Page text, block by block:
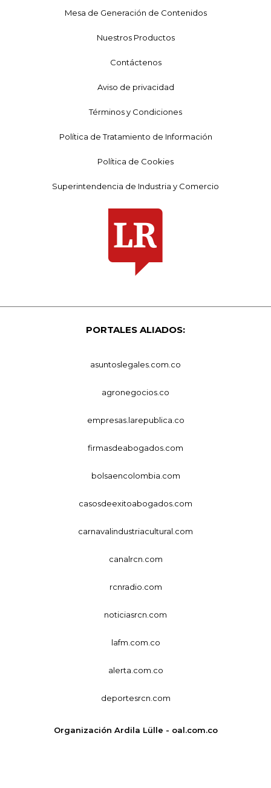
Mesa de Generación de Contenidos
Nuestros Productos
Contáctenos
Aviso de privacidad
Términos y Condiciones
Política de Tratamiento de Información
Política de Cookies
Superintendencia de Industria y Comercio
PORTALES ALIADOS:
asuntoslegales.com.co
agronegocios.co
empresas.larepublica.co
firmasdeabogados.com
bolsaencolombia.com
casosdeexitoabogados.com
carnavalindustriacultural.com
canalrcn.com
rcnradio.com
noticiasrcn.com
lafm.com.co
alerta.com.co
deportesrcn.com
Organización Ardila Lülle - oal.com.co